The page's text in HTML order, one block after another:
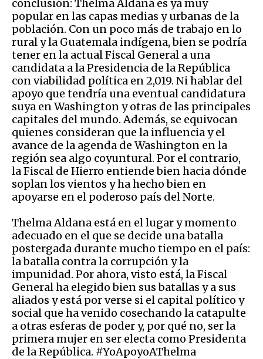
conclusión: Thelma Aldana es ya muy
popular en las capas medias y urbanas de la
población. Con un poco más de trabajo en lo
rural y la Guatemala indígena, bien se podría
tener en la actual Fiscal General a una
candidata a la Presidencia de la República
con viabilidad política en 2,019. Ni hablar del
apoyo que tendría una eventual candidatura
suya en Washington y otras de las principales
capitales del mundo. Además, se equivocan
quienes consideran que la influencia y el
avance de la agenda de Washington en la
región sea algo coyuntural. Por el contrario,
la Fiscal de Hierro entiende bien hacia dónde
soplan los vientos y ha hecho bien en
apoyarse en el poderoso país del Norte.
Thelma Aldana está en el lugar y momento
adecuado en el que se decide una batalla
postergada durante mucho tiempo en el país:
la batalla contra la corrupción y la
impunidad. Por ahora, visto está, la Fiscal
General ha elegido bien sus batallas y a sus
aliados y está por verse si el capital político y
social que ha venido cosechando la catapulte
a otras esferas de poder y, por qué no, ser la
primera mujer en ser electa como Presidenta
de la República. #YoApoyoAThelma